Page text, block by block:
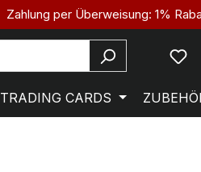
Zahlung per Überweisung: 1%
TRADING CARDS